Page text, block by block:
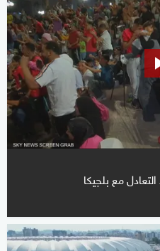
مع بلجيكا